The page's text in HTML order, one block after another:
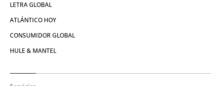
LETRA GLOBAL
ATLÁNTICO HOY
CONSUMIDOR GLOBAL
HULE & MANTEL